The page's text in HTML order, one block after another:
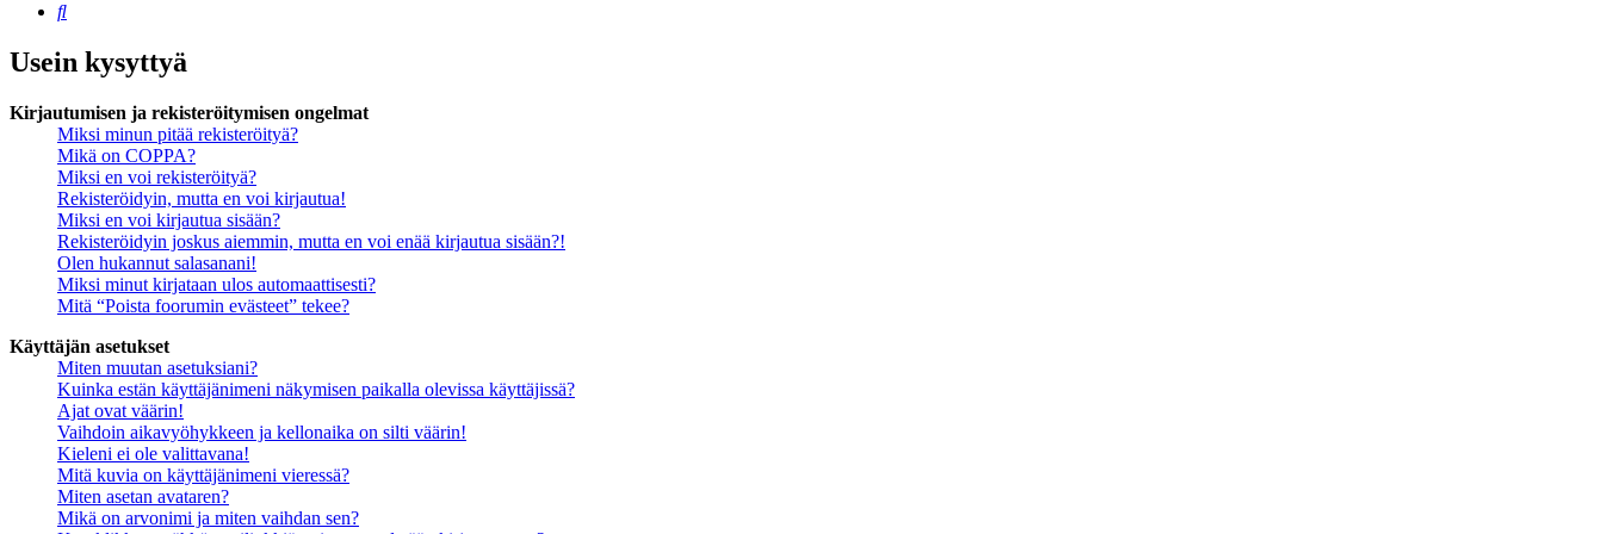
Etsi
Usein kysyttyä
Kirjautumisen ja rekisteröitymisen ongelmat
Miksi minun pitää rekisteröityä?
Mikä on COPPA?
Miksi en voi rekisteröityä?
Rekisteröidyin, mutta en voi kirjautua!
Miksi en voi kirjautua sisään?
Rekisteröidyin joskus aiemmin, mutta en voi enää kirjautua sisään?!
Olen hukannut salasanani!
Miksi minut kirjataan ulos automaattisesti?
Mitä “Poista foorumin evästeet” tekee?
Käyttäjän asetukset
Miten muutan asetuksiani?
Kuinka estän käyttäjänimeni näkymisen paikalla olevissa käyttäjissä?
Ajat ovat väärin!
Vaihdoin aikavyöhykkeen ja kellonaika on silti väärin!
Kieleni ei ole valittavana!
Mitä kuvia on käyttäjänimeni vieressä?
Miten asetan avataren?
Mikä on arvonimi ja miten vaihdan sen?